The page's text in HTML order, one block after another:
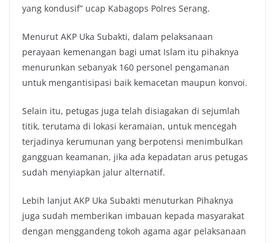
yang kondusif” ucap Kabagops Polres Serang.
Menurut AKP Uka Subakti, dalam pelaksanaan
perayaan kemenangan bagi umat Islam itu pihaknya
menurunkan sebanyak 160 personel pengamanan
untuk mengantisipasi baik kemacetan maupun konvoi.
Selain itu, petugas juga telah disiagakan di sejumlah
titik, terutama di lokasi keramaian, untuk mencegah
terjadinya kerumunan yang berpotensi menimbulkan
gangguan keamanan, jika ada kepadatan arus petugas
sudah menyiapkan jalur alternatif.
Lebih lanjut AKP Uka Subakti menuturkan Pihaknya
juga sudah memberikan imbauan kepada masyarakat
dengan menggandeng tokoh agama agar pelaksanaan